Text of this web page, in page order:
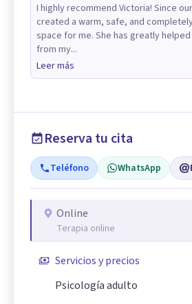
I highly recommend Victoria! Since
created a warm, safe, and
space for me. She has greatly
from my...
Leer más
Reserva tu cita
Teléfono WhatsApp
Online
Terapia online
Servicios y precios
Psicología adulto